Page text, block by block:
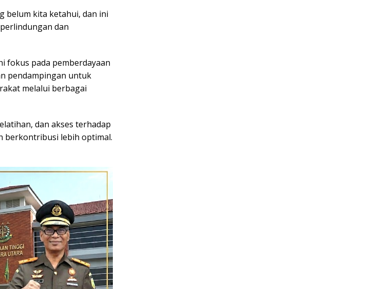
belum kita ketahui, dan ini
dan
fokus pada pemberdayaan
pendampingan untuk
melalui berbagai
dan akses terhadap
berkontribusi lebih optimal.